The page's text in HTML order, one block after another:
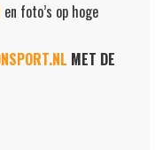
en foto’s op hoge
MET DE